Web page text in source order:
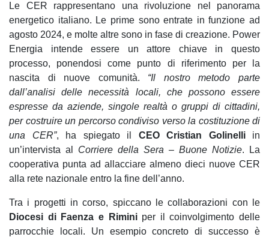
Le CER rappresentano una rivoluzione nel panorama
energetico italiano. Le prime sono entrate in funzione ad
agosto 2024, e molte altre sono in fase di creazione. Power
Energia intende essere un attore chiave in questo
processo, ponendosi come punto di riferimento per la
nascita di nuove comunità. “Il nostro metodo parte
dall’analisi delle necessità locali, che possono essere
espresse da aziende, singole realtà o gruppi di cittadini,
per costruire un percorso condiviso verso la costituzione di
una CER”, ha spiegato il CEO Cristian Golinelliin
un’intervista al Corriere della Sera – Buone Notizie. La
cooperativa punta ad allacciare almeno dieci nuove CER
alla rete nazionale entro la fine dell’anno.
Tra i progetti in corso, spiccano le collaborazioni con le
Diocesi di Faenza e Riminiper il coinvolgimento delle
parrocchie locali. Un esempio concreto di successo è